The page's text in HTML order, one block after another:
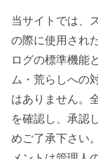
当サイトでは、
の際に使用され
ログの標準機能
ム・荒らしへの
はありません。
を確認し、承認
めご了承下さい